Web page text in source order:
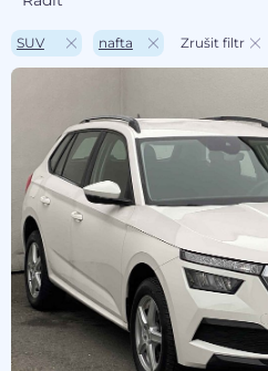
SUV nafta Zrušit filtr